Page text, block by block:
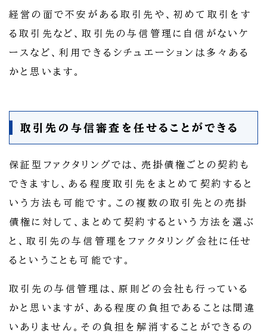
経営の面で不安がある取引先や、初めて取引をす
る取引先など、取引先の与信管理に自信がないケ
ースなど、利用できるシチュエーションは多々ある
かと思います。
取引先の与信審査を任せることができる
保証型ファクタリングでは、売掛債権ごとの契約も
できますし、ある程度取引先をまとめて契約すると
いう方法も可能です。この複数の取引先との売掛
債権に対して、まとめて契約するという方法を選ぶ
と、取引先の与信管理をファクタリング会社に任せ
るということも可能です。
取引先の与信管理は、原則どの会社も行っている
かと思いますが、ある程度の負担であることは間違
いありません。その負担を解消することができるの